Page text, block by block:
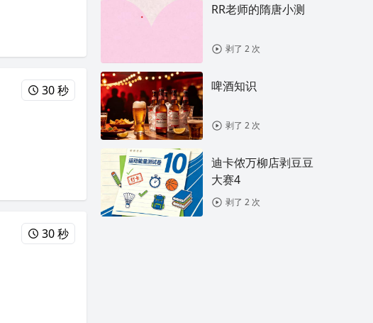
30 秒
30 秒
RR老师的隋唐小测
剥了 2 次
啤酒知识
剥了 2 次
迪卡侬万柳店剥豆豆
大赛4
剥了 2 次